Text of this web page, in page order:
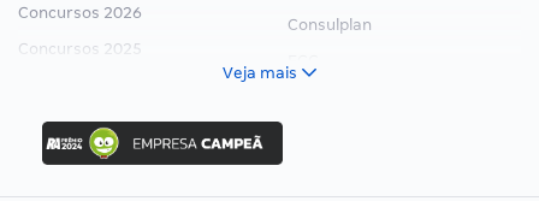
Concursos 2026
Concursos 2025
Concurso Ibama
Concurso MPU
Editais publicados
Consulplan
Veja mais